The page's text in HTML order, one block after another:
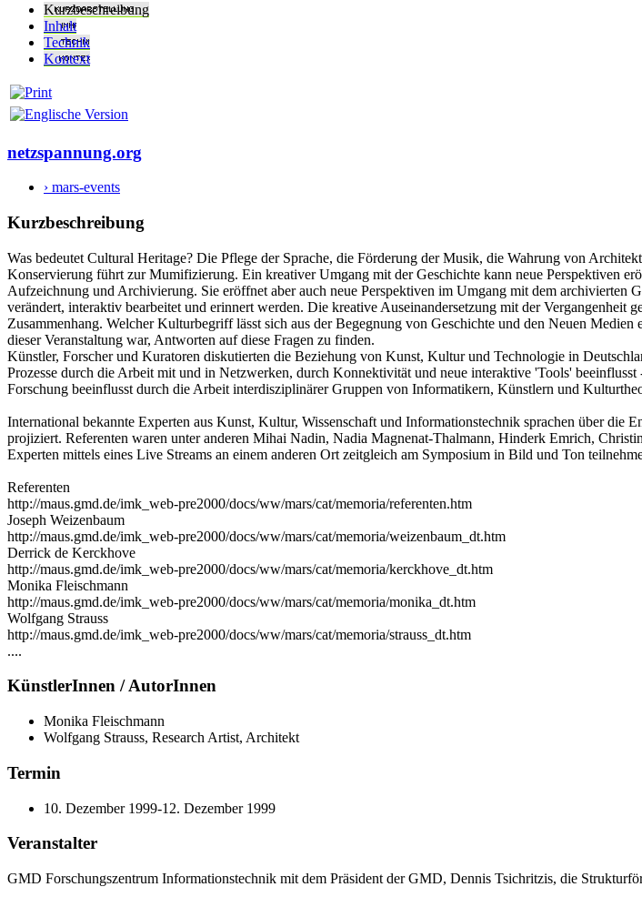
Kurzbeschreibung
Inhalt
Technik
Kontext
netzspannung.org
› mars-events
Kurzbeschreibung
Was bedeutet Cultural Heritage? Die Pflege der Sprache, die Förderung der Musik, die Wahrung von
Konservierung führt zur Mumifizierung. Ein kreativer Umgang mit der Geschichte kann neue Perspektiven
Aufzeichnung und Archivierung. Sie eröffnet aber auch neue Perspektiven im Umgang mit dem
verändert, interaktiv bearbeitet und erinnert werden. Die kreative Auseinandersetzung mit der
Zusammenhang. Welcher Kulturbegriff lässt sich aus der Begegnung von Geschichte und den Neuen
dieser Veranstaltung war, Antworten auf diese Fragen zu finden.
Künstler, Forscher und Kuratoren diskutierten die Beziehung von Kunst, Kultur und Technologie in
Prozesse durch die Arbeit mit und in Netzwerken, durch Konnektivität und neue interaktive 'Tools'
Forschung beeinflusst durch die Arbeit interdisziplinärer Gruppen von Informatikern, Künstlern und
International bekannte Experten aus Kunst, Kultur, Wissenschaft und Informationstechnik sprachen über
projiziert. Referenten waren unter anderen Mihai Nadin, Nadia Magnenat-Thalmann, Hinderk Emrich,
Experten mittels eines Live Streams an einem anderen Ort zeitgleich am Symposium in Bild und Ton
Referenten
http://maus.gmd.de/imk_web-pre2000/docs/ww/mars/cat/memoria/referenten.htm
Joseph Weizenbaum
http://maus.gmd.de/imk_web-pre2000/docs/ww/mars/cat/memoria/weizenbaum_dt.htm
Derrick de Kerckhove
http://maus.gmd.de/imk_web-pre2000/docs/ww/mars/cat/memoria/kerckhove_dt.htm
Monika Fleischmann
http://maus.gmd.de/imk_web-pre2000/docs/ww/mars/cat/memoria/monika_dt.htm
Wolfgang Strauss
http://maus.gmd.de/imk_web-pre2000/docs/ww/mars/cat/memoria/strauss_dt.htm
....
KünstlerInnen / AutorInnen
Monika Fleischmann
Wolfgang Strauss, Research Artist, Architekt
Termin
10. Dezember 1999-12. Dezember 1999
Veranstalter
GMD Forschungszentrum Informationstechnik mit dem Präsident der GMD, Dennis Tsichritzis, die